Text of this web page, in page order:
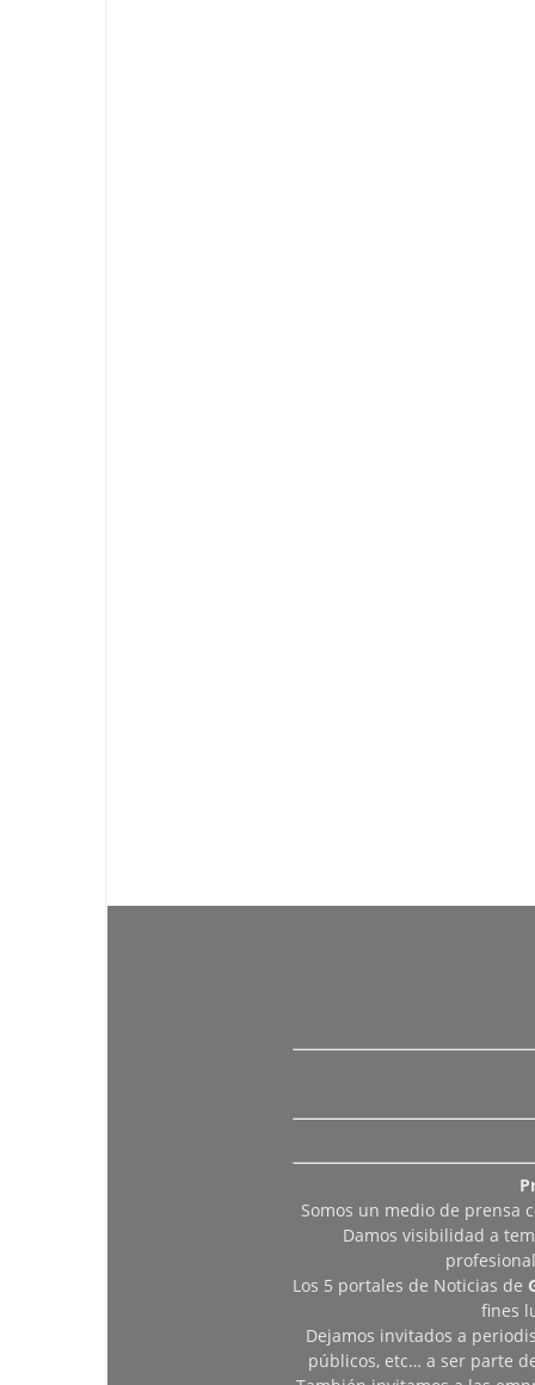
Somos un medio de prensa
Damos visibilidad a
Los 5 portales de Noticias de
fines
Dejamos invitados a
públicos, etc… a ser parte